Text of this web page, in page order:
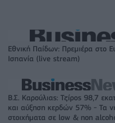
Εθνική Παίδων: Πρεμιέρα στο
Ισπανία (live stream)
Β.Σ. Καρούλιας: Τζίρος 98,7
και αύξηση κερδών 57% - Τα
στοιχήματα σε low & non